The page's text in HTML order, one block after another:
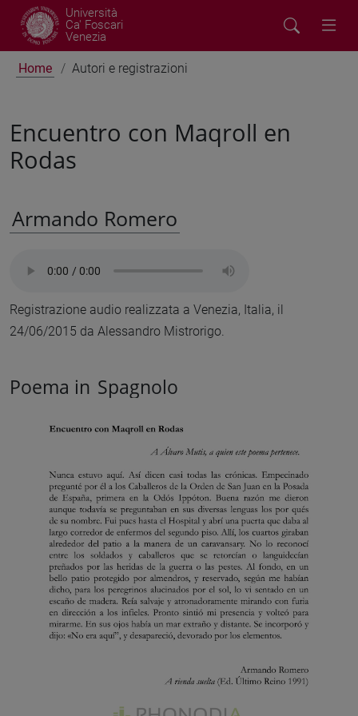
Università
Ca' Foscari
Venezia
Home Autori e registrazioni
Encuentro con Maqroll en
Rodas
Armando Romero
Registrazione audio realizzata a Venezia, Italia, il
24/06/2015 da Alessandro Mistrorigo.
Poema in Spagnolo